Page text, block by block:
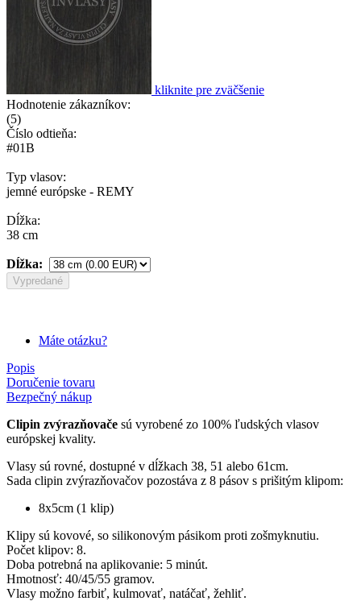
kliknite pre zväčšenie
Hodnotenie zákazníkov:
(5)
Číslo odtieňa:
#01B
Typ vlasov:
jemné európske - REMY
Dĺžka:
38 cm
Dĺžka:
Vypredané
Máte otázku?
Popis
Doručenie tovaru
Bezpečný nákup
Clipin zvýrazňovače sú vyrobené zo 100% ľudských vlasov
európskej kvality.
Vlasy sú rovné, dostupné v dĺžkach 38, 51 alebo 61cm.
Sada clipin zvýrazňovačov pozostáva z 8 pásov s prišitým klipom:
8x5cm (1 klip)
Klipy sú kovové, so silikonovým pásikom proti zošmyknutiu.
Počet klipov: 8.
Doba potrebná na aplikovanie: 5 minút.
Hmotnosť: 40/45/55 gramov.
Vlasy možno farbiť, kulmovať, natáčať, žehliť.